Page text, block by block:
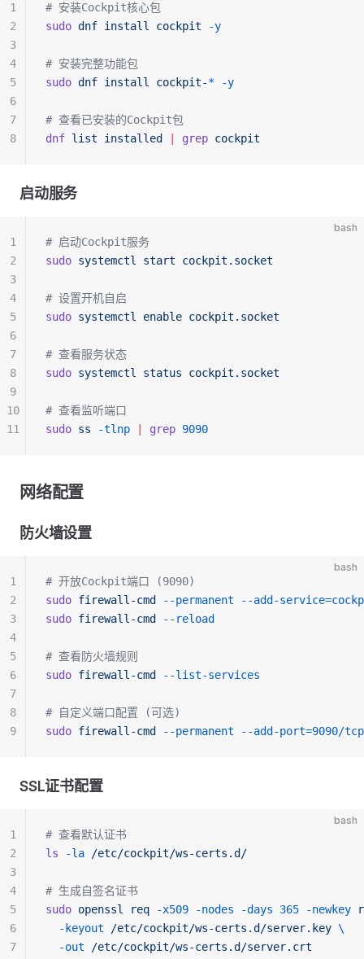
# 安装Cockpit核心包
sudo dnf install cockpit -y
# 安装完整功能包
sudo dnf install cockpit-* -y
# 查看已安装的Cockpit包
dnf list installed grep cockpit
1
2
3
4
5
6
7
8
启动服务
bash
# 启动Cockpit服务
sudo systemctl start cockpit.socket
# 设置开机自启
sudo systemctl enable cockpit.socket
# 查看服务状态
sudo systemctl status cockpit.socket
# 查看监听端口
sudo ss -tlnp grep 9090
1
2
3
4
5
6
7
8
9
10
11
网络配置
防火墙设置
bash
# 开放Cockpit端口 (9090)
sudo firewall-cmd --permanent --add-
sudo firewall-cmd --reload
# 查看防火墙规则
sudo firewall-cmd --list-services
# 自定义端口配置 (可选)
sudo firewall-cmd --permanent --add-port=9090/tcp
1
2
3
4
5
6
7
8
9
SSL证书配置
bash
# 查看默认证书
ls -la /etc/cockpit/ws-certs.d/
# 生成自签名证书
sudo openssl req -x509 -nodes -days 365 -newkey
  -keyout
/etc/cockpit/ws-certs.d/server.key \
  -out
/etc/cockpit/ws-certs.d/server.crt
1
2
3
4
5
6
7